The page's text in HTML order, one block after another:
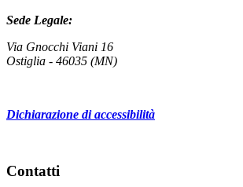
Sede Legale:
Via Gnocchi Viani 16
Ostiglia - 46035 (MN)
Dichiarazione di accessibilità
Contatti